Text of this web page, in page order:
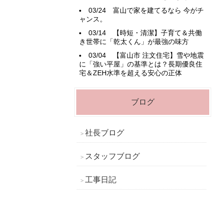
03/24 富山で家を建てるなら 今がチ
ャンス。
03/14
【時短・清潔】子育て＆共働
き世帯に「乾太くん」が最強の味方
03/04
【富山市 注文住宅】雪や地震
に「強い平屋」の基準とは？長期優良住
宅＆ZEH水準を超える安心の正体
ブログ
社長ブログ
スタッフブログ
工事日記